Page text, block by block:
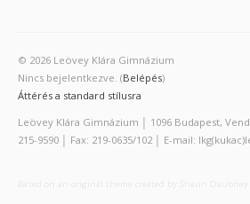
© 2026 Leövey Klára Gimnázium
Nincs bejelentkezve. (Belépés)
Áttérés a standard stílusra
Leövey Klára Gimnázium │ 1096 Budapest,
215-9590 │ Fax: 219-0635/102 │ E-mail: